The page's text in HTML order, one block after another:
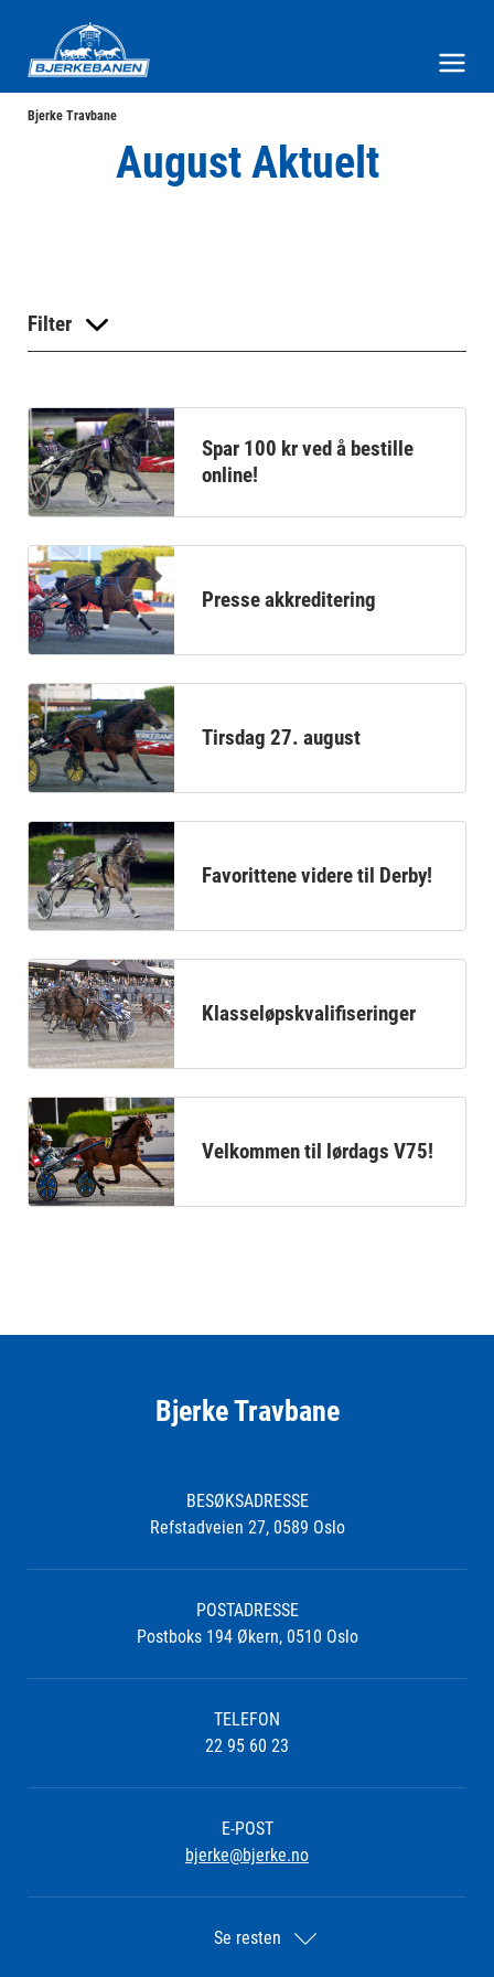
Bjerke Travbane
August Aktuelt
Filter
Spar 100 kr ved å bestille
online!
Presse akkreditering
Tirsdag 27. august
Favorittene videre til Derby!
Klasseløpskvalifiseringer
Velkommen til lørdags V75!
Bjerke Travbane
BESØKSADRESSE
Refstadveien 27, 0589 Oslo
POSTADRESSE
Postboks 194 Økern, 0510 Oslo
TELEFON
22 95 60 23
E-POST
bjerke@bjerke.no
Se resten